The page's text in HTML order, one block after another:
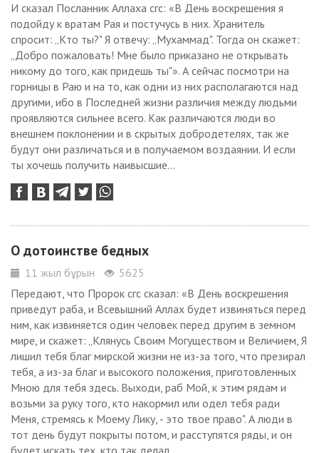
И сказал Посланник Аллаха сгс: «В День воскрешения я
подойду к вратам Рая и постучусь в них. Хранитель
спросит: „Кто ты?" Я отвечу: „Мухаммад". Тогда он скажет:
„Добро пожаловать! Мне было приказано не открывать
никому до того, как придешь ты"». А сейчас посмотри на
горницы в Раю и на то, как одни из них располагаются над
другими, ибо в Последней жизни различия между людьми
проявляются сильнее всего. Как различаются люди во
внешнем поклонении и в скрытых добродетелях, так же
будут они различаться и в получаемом воздаянии. И если
ты хочешь получить наивысшие...
О дотоинстве бедных
11 жыл бұрын
5625
Передают, что Пророк сгс сказал: «В День воскрешения
приведут раба, и Всевышний Аллах будет извиняться перед
ним, как извиняется один человек перед другим в земном
мире, и скажет: „Клянусь Своим Могуществом и Величием, Я
лишил тебя благ мирской жизни не из-за того, что презирал
тебя, а из-за благ и высокого положения, приготовленных
Мною для тебя здесь. Выходи, раб Мой, к этим рядам и
возьми за руку того, кто накормил или одел тебя ради
Меня, стремясь к Моему Лику, - это твое право". А люди в
тот день будут покрыты потом, и расступятся ряды, и он
будет искать тех, кто так делал,...